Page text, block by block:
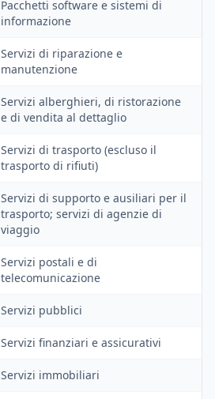
Pacchetti software e sistemi di
informazione
Servizi di riparazione e
manutenzione
Servizi alberghieri, di ristorazione
e di vendita al dettaglio
Servizi di trasporto (escluso il
trasporto di rifiuti)
Servizi di supporto e ausiliari per il
trasporto; servizi di agenzie di
viaggio
Servizi postali e di
telecomunicazione
Servizi pubblici
Servizi finanziari e assicurativi
Servizi immobiliari